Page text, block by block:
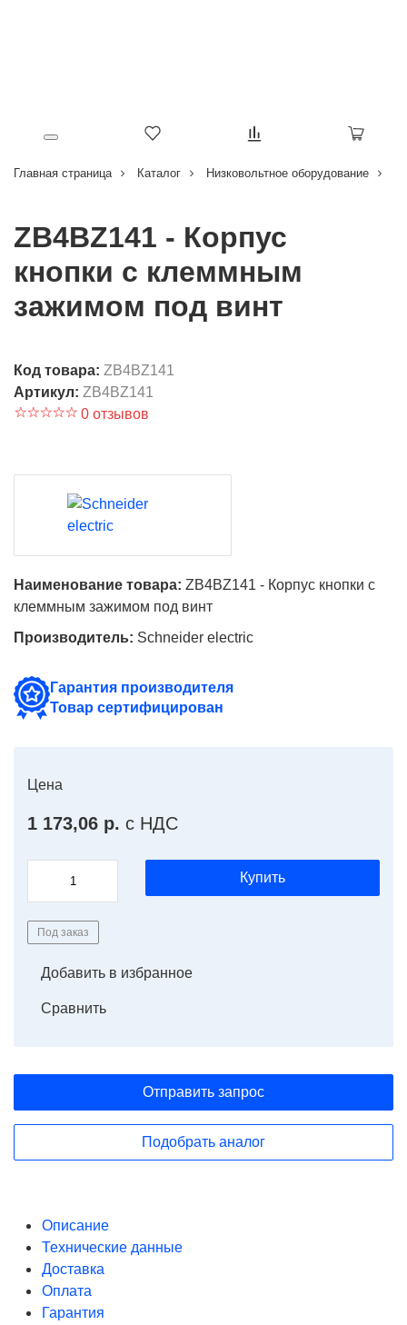
Главная страница Каталог Низковольтное оборудование
ZB4BZ141 - Корпус
кнопки с клеммным
зажимом под винт
Код товара: ZB4BZ141
Артикул: ZB4BZ141
0 отзывов
Наименование товара: ZB4BZ141 - Корпус кнопки с
клеммным зажимом под винт
Производитель: Schneider electric
Гарантия производителя
Товар сертифицирован
Цена
1 173,06 р. с НДС
Купить
Под заказ
Добавить в избранное
Сравнить
Отправить запрос
Подобрать аналог
Описание
Технические данные
Доставка
Оплата
Гарантия